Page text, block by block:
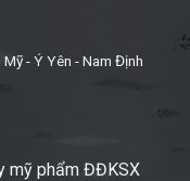
Mỹ - Ý Yên - Nam Định
mỹ phẩm ĐĐKSX